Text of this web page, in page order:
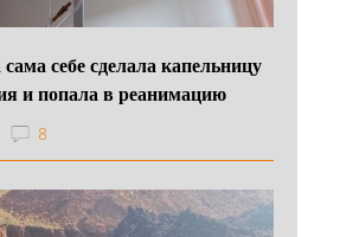
себе сделала капельницу
и попала в реанимацию
8